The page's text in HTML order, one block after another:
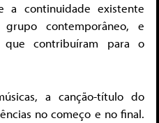
a continuidade existente
contemporâneo, e
que contribuíram para o
a canção-título do
no começo e no final.